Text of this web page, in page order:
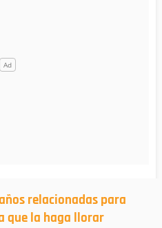
relacionadas para
que la haga llorar